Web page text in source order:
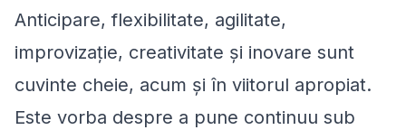
Anticipare, flexibilitate, agilitate,
improvizaţie, creativitate şi inovare sunt
cuvinte cheie, acum şi în viitorul apropiat.
Este vorba despre a pune continuu sub